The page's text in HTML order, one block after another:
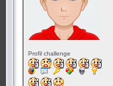
Profil challenge